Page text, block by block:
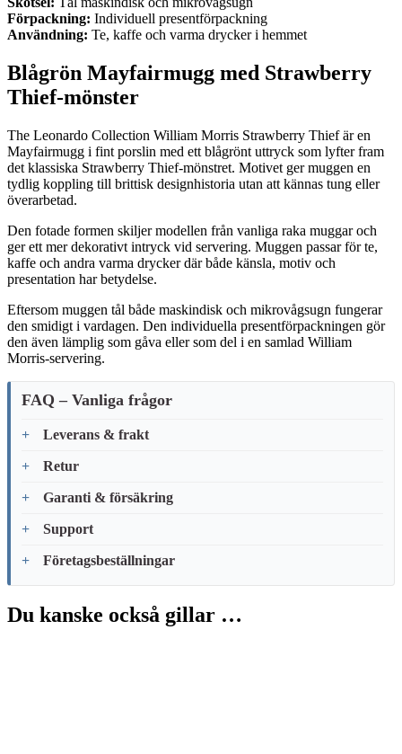
Förpackning: Individuell presentförpackning
Användning: Te, kaffe och varma drycker i hemmet
Blågrön Mayfairmugg med Strawberry
Thief-mönster
The Leonardo Collection William Morris Strawberry Thief är en
Mayfairmugg i fint porslin med ett blågrönt uttryck som lyfter fram
det klassiska Strawberry Thief-mönstret. Motivet ger muggen en
tydlig koppling till brittisk designhistoria utan att kännas tung eller
överarbetad.
Den fotade formen skiljer modellen från vanliga raka muggar och
ger ett mer dekorativt intryck vid servering. Muggen passar för te,
kaffe och andra varma drycker där både känsla, motiv och
presentation har betydelse.
Eftersom muggen tål både maskindisk och mikrovågsugn fungerar
den smidigt i vardagen. Den individuella presentförpackningen gör
den även lämplig som gåva eller som del i en samlad William
Morris-servering.
FAQ – Vanliga frågor
Leverans & frakt
Retur
Garanti & försäkring
Support
Företagsbeställningar
Du kanske också gillar …